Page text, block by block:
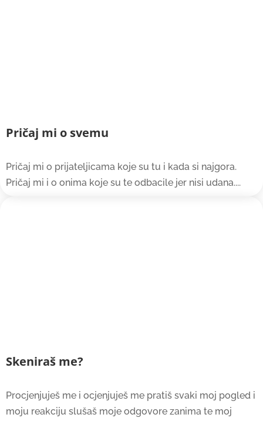
Pričaj mi o svemu
Pričaj mi o prijateljicama koje su tu i kada si najgora.
Pričaj mi i o onima koje su te odbacile jer nisi udana....
Skeniraš me?
Procjenjuješ me i ocjenjuješ me pratiš svaki moj pogled i
moju reakciju slušaš moje odgovore zanima te moj